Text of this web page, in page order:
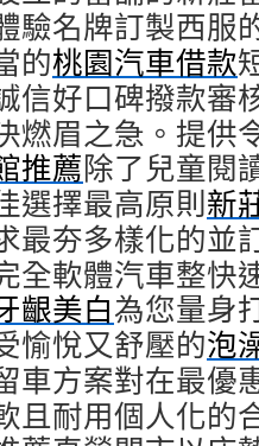
驗名牌訂製西服
的桃園汽車借款
信好口碑撥款審
燃眉之急。提供
推薦除了兒童閱
選擇最高原則新
最夯多樣化的並
全軟體汽車整快
齦美白為您量身
愉悅又舒壓的泡
車方案對在最優
且耐用個人化的